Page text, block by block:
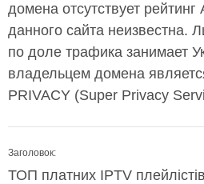
домена отсутствует
данного сайта
по доле трафика занимает
владельцем домена
PRIVACY (Super Privacy
Заголовок:
ТОП платних IPTV